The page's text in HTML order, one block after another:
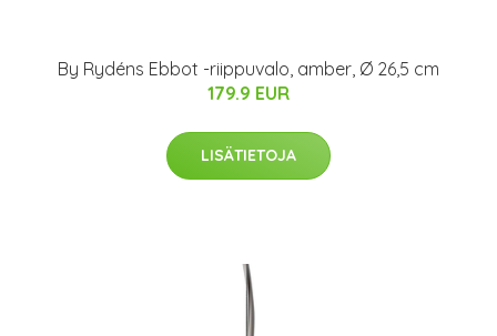
By Rydéns Ebbot -riippuvalo, amber, Ø 26,5 cm
179.9 EUR
LISÄTIETOJA